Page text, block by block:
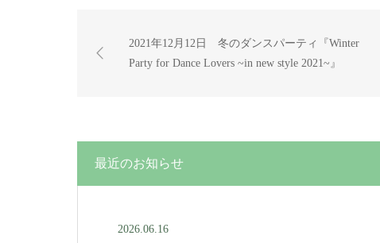
2021年12月12日 冬のダンスパーティ『Winter
Party for Dance Lovers ~in new style 2021~』
最近のお知らせ
2026.06.16